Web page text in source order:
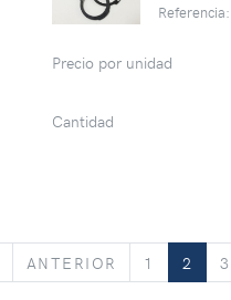
Precio por unidad
Cantidad
ANTERIOR ANTERIOR
1 2 3